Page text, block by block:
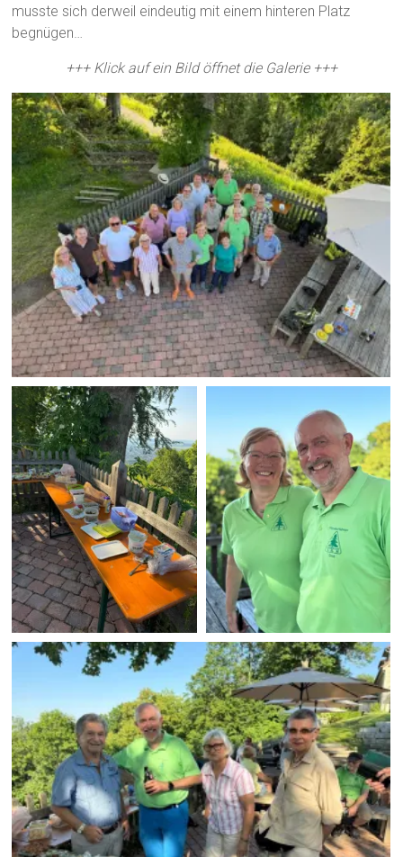
musste sich derweil eindeutig mit einem hinteren Platz
begnügen…
+++ Klick auf ein Bild öffnet die Galerie +++